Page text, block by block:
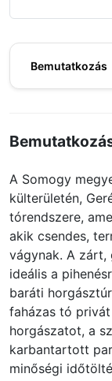
Bemutatkozás
A Somogy
külterületén,
tórendszere,
akik csendes,
vágynak. A
ideális a
baráti
faházas tó
horgászatot, a
karbantartott
minőségi